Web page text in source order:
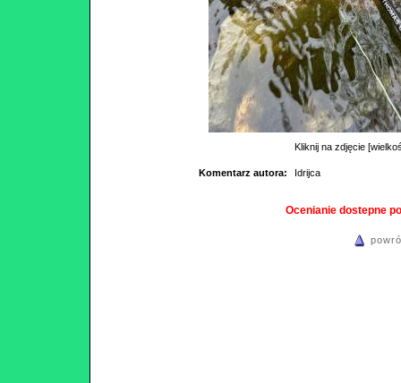
Kliknij na zdjęcie
Komentarz autora: Idrijca
Ocenianie dostepne